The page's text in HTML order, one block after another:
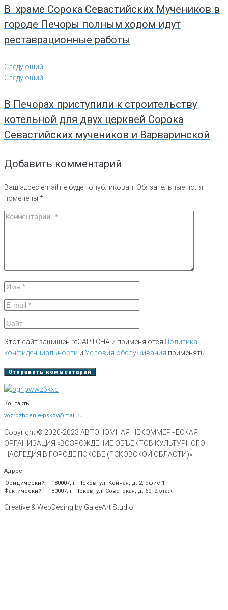
В храме Сорока Севастийских Мучеников в
городе Печоры полным ходом идут
реставрационные работы
Следующий
Следующий
В Печорах приступили к строительству
котельной для двух церквей Сорока
Севастийских мучеников и Варваринской
Добавить комментарий
Ваш адрес email не будет опубликован. Обязательные поля
помечены *
Этот сайт защищен reCAPTCHA и применяются Политика
конфиденциальности и Условия обслуживания применять.
Контакты
vozrozhdenie-pskov@mail.ru
Copyright © 2020-2023 АВТОНОМНАЯ НЕКОММЕРЧЕСКАЯ
ОРГАНИЗАЦИЯ «ВОЗРОЖДЕНИЕ ОБЪЕКТОВ КУЛЬТУРНОГО
НАСЛЕДИЯ В ГОРОДЕ ПСКОВЕ (ПСКОВСКОЙ ОБЛАСТИ)»
Адрес
Юридический – 180007, г. Псков, ул. Конная, д. 2, офис 1
Фактический – 180007, г. Псков, ул. Советская, д. 60, 2 этаж
Creative & WebDesing by GaleeArt Studio